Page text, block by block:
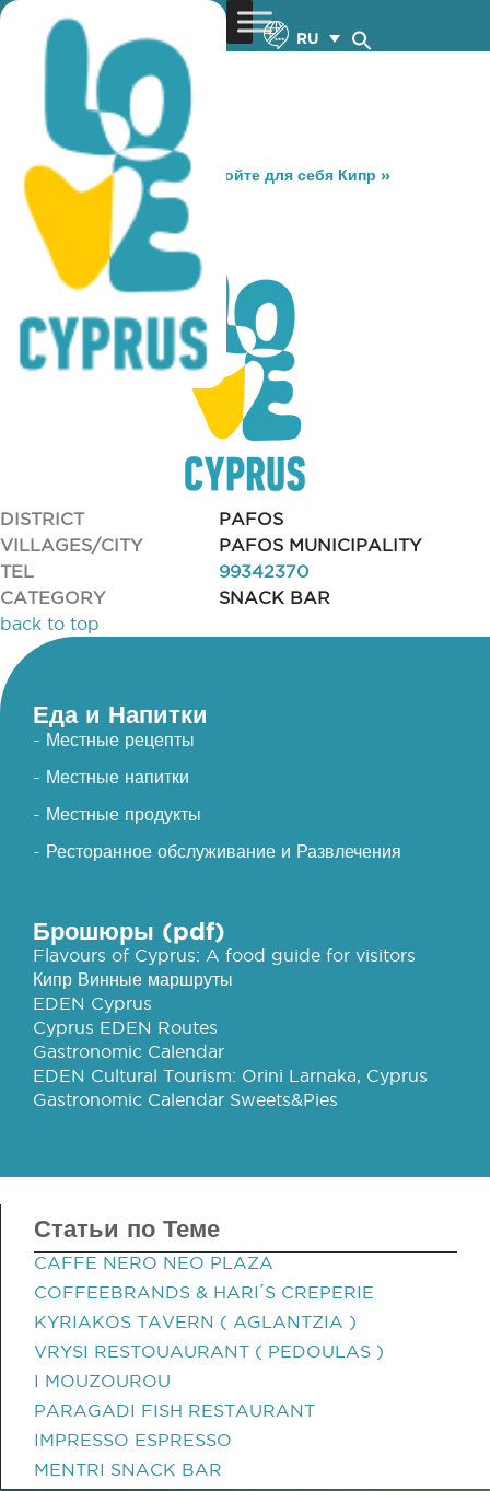
RU
You are here: Home »Откройте для себя Кипр »
Gastronomy
» TZOGIAS
TZOGIAS
DISTRICT
PAFOS
VILLAGES/CITY
PAFOS MUNICIPALITY
TEL
99342370
CATEGORY
SNACK BAR
back to top
Еда и Напитки
- Местные рецепты
- Местные напитки
- Местные продукты
- Ресторанное обслуживание и Развлечения
Брошюры (pdf)
Flavours of Cyprus: A food guide for visitors
Кипр Винные маршруты
EDEN Cyprus
Cyprus EDEN Routes
Gastronomic Calendar
EDEN Cultural Tourism: Orini Larnaka, Cyprus
Gastronomic Calendar Sweets&Pies
Статьи по Теме
CAFFE NERO NEO PLAZA
COFFEEBRANDS & HARI΄S CREPERIE
KYRIAKOS TAVERN ( AGLANTZIA )
VRYSI RESTOUAURANT ( PEDOULAS )
I MOUZOUROU
PARAGADI FISH RESTAURANT
IMPRESSO ESPRESSO
MENTRI SNACK BAR